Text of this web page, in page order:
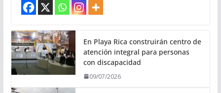
En Playa Rica construirán centro de
atención integral para personas
con discapacidad
09/07/2026